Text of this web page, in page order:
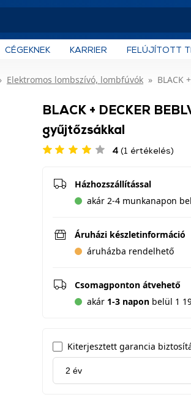
CÉGEKNEK KARRIER FELÚJÍTOTT
Elektromos lombszívó, lombfúvók BLACK
BLACK + DECKER
gyűjtőzsákkal
4 (1 értékelés)
Házhozszállítással
akár 2-4 munkanapon
Áruházi készletinformáció
áruházba rendelhető
Csomagponton átvehető
akár 1-3 napon belül 1
Kiterjesztett garancia